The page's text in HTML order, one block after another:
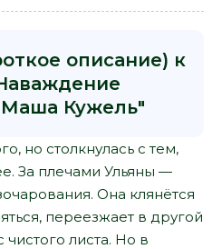
описание) к
Маша Кужель"
но столкнулась с тем,
За плечами Ульяны —
Она клянётся
переезжает в другой
листа. Но в